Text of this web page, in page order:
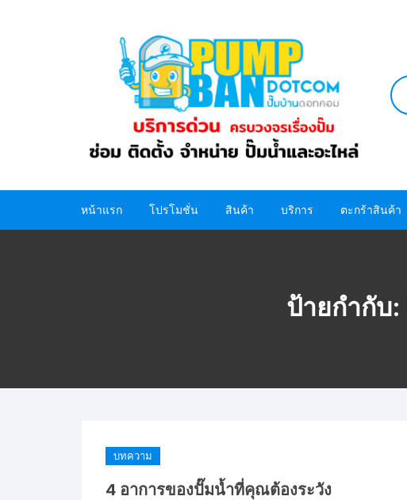
หน้าแรก โปรโมชั่น สินค้า บริการ ตะกร้าสินค้า
ป้ายกำกับ:
บทความ
4 อาการของปั๊มน้ำที่คุณต้องระวัง